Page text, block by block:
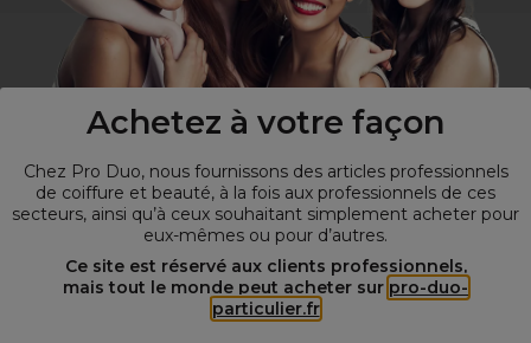
Achetez à votre façon
Chez Pro Duo, nous fournissons des articles professionnels
de coiffure et beauté, à la fois aux professionnels de ces
secteurs, ainsi qu’à ceux souhaitant simplement acheter pour
eux-mêmes ou pour d’autres.
Ce site est réservé aux clients professionnels,
mais tout le monde peut acheter sur pro-duo-
particulier.fr
Spécialiste de la coiffure et de la beauté, nous vous proposons une
large sélection de produits professionnels pour la coiffure et